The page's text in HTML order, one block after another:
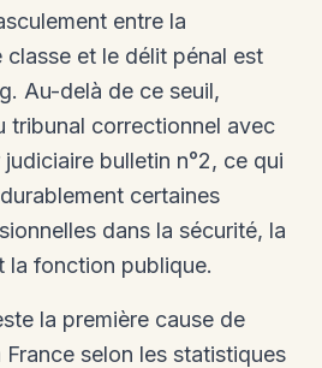
entre la
et le délit pénal est
Au-delà de ce seuil,
tribunal correctionnel avec
bulletin n°2, ce qui
certaines
dans la sécurité, la
la fonction publique.
la première cause de
selon les statistiques